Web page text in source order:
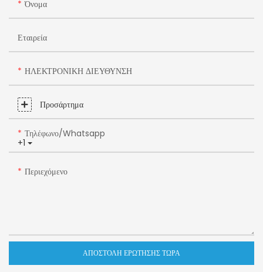
Όνομα
Εταιρεία
ΗΛΕΚΤΡΟΝΙΚΗ ΔΙΕΥΘΥΝΣΗ
Προσάρτημα
+1
Τηλέφωνο/whatsapp
Περιεχόμενο
ΑΠΟΣΤΟΛΉ ΕΡΏΤΗΣΗΣ ΤΏΡΑ